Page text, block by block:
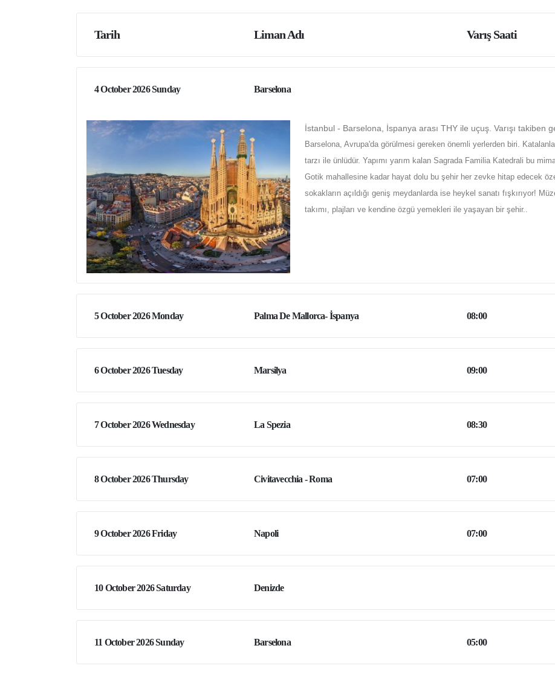
Tarih Liman Adı Varış Saati
4 October 2026 Sunday Barselona
İstanbul - Barselona, İspanya arası THY ile uçuş. Varışı takiben
Barselona, Avrupa'da görülmesi gereken önemli yerlerden biri.
tarzı ile ünlüdür. Yapımı yarım kalan Sagrada Familia Katedrali bu
Gotik mahallesine kadar hayat dolu bu şehir her zevke hitap edecek
sokakların açıldığı geniş meydanlarda ise heykel sanatı fışkırıyor!
takımı, plajları ve kendine özgü yemekleri ile yaşayan bir şehir..
5 October 2026 Monday Palma De Mallorca- İspanya 08:00
6 October 2026 Tuesday Marsilya 09:00
7 October 2026 Wednesday La Spezia 08:30
8 October 2026 Thursday Civitavecchia - Roma 07:00
9 October 2026 Friday Napoli 07:00
10 October 2026 Saturday Denizde
11 October 2026 Sunday Barselona 05:00